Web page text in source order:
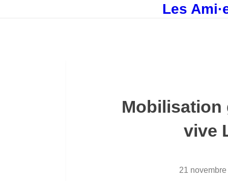
Les
Mobilisation
vive
21